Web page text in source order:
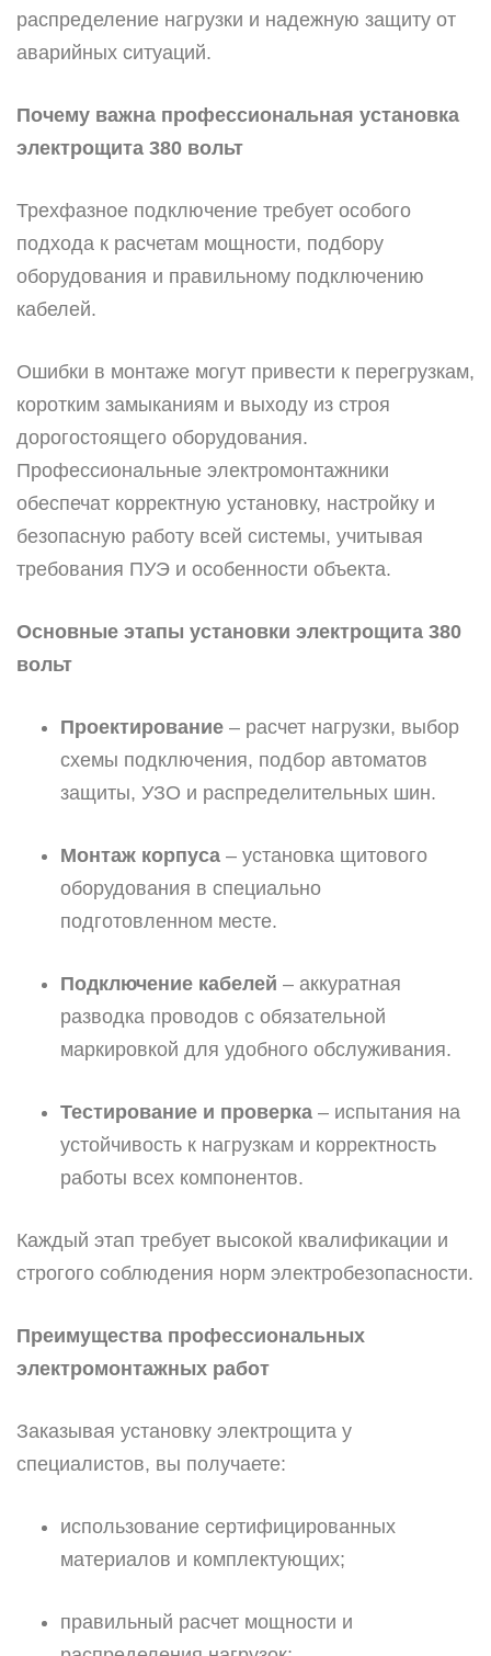
распределение нагрузки и надежную защиту от
аварийных ситуаций.
Почему важна профессиональная установка
электрощита 380 вольт
Трехфазное подключение требует особого
подхода к расчетам мощности, подбору
оборудования и правильному подключению
кабелей.
Ошибки в монтаже могут привести к перегрузкам,
коротким замыканиям и выходу из строя
дорогостоящего оборудования.
Профессиональные электромонтажники
обеспечат корректную установку, настройку и
безопасную работу всей системы, учитывая
требования ПУЭ и особенности объекта.
Основные этапы установки электрощита 380
вольт
Проектирование – расчет нагрузки, выбор
схемы подключения, подбор автоматов
защиты, УЗО и распределительных шин.
Монтаж корпуса – установка щитового
оборудования в специально
подготовленном месте.
Подключение кабелей – аккуратная
разводка проводов с обязательной
маркировкой для удобного обслуживания.
Тестирование и проверка – испытания на
устойчивость к нагрузкам и корректность
работы всех компонентов.
Каждый этап требует высокой квалификации и
строгого соблюдения норм электробезопасности.
Преимущества профессиональных
электромонтажных работ
Заказывая установку электрощита у
специалистов, вы получаете:
использование сертифицированных
материалов и комплектующих;
правильный расчет мощности и